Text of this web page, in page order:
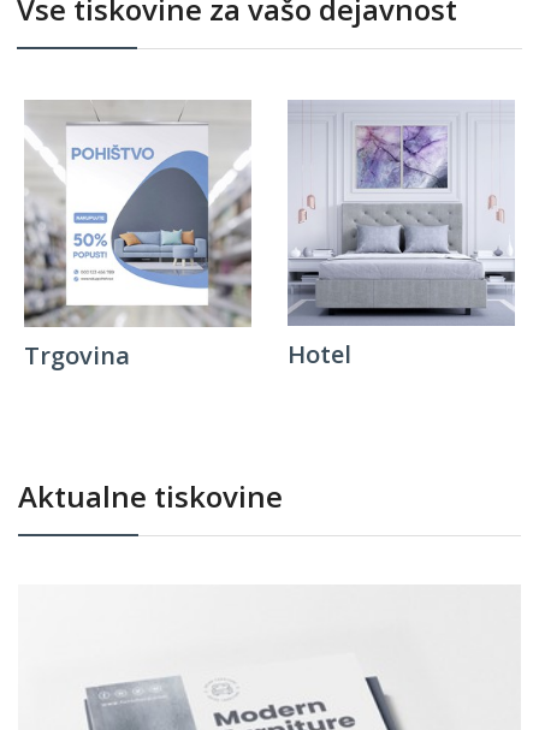
Vse tiskovine za vašo dejavnost
Trgovina Hotel
Aktualne tiskovine